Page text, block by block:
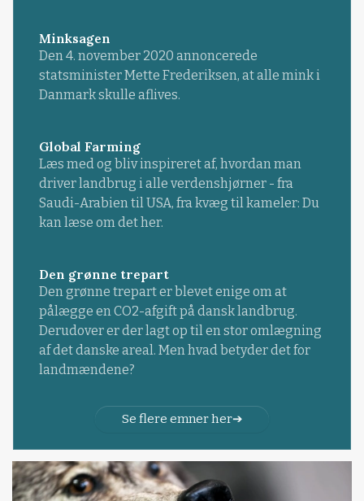
Minksagen
Den 4. november 2020 annoncerede
statsminister Mette Frederiksen, at alle mink i
Danmark skulle aflives.
Global Farming
Læs med og bliv inspireret af, hvordan man
driver landbrug i alle verdenshjørner - fra
Saudi-Arabien til USA, fra kvæg til kameler: Du
kan læse om det her.
Den grønne trepart
Den grønne trepart er blevet enige om at
pålægge en CO2-afgift på dansk landbrug.
Derudover er der lagt op til en stor omlægning
af det danske areal. Men hvad betyder det for
landmændene?
Se flere emner her